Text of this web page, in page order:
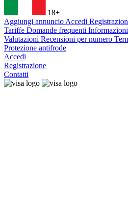
18+
Aggiungi annuncio Accedi
Tariffe Domande frequenti
Valutazioni Recensioni per numero
Protezione antifrode
Accedi
Registrazione
Contatti